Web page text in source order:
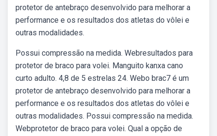
protetor de antebraço desenvolvido para melhorar a
performance e os resultados dos atletas do vôlei e
outras modalidades.
Possui compressão na medida. Webresultados para
protetor de braco para volei. Manguito kanxa cano
curto adulto. 4,8 de 5 estrelas 24. Webo brac7 é um
protetor de antebraço desenvolvido para melhorar a
performance e os resultados dos atletas do vôlei e
outras modalidades. Possui compressão na medida.
Webprotetor de braco para volei. Qual a opção de